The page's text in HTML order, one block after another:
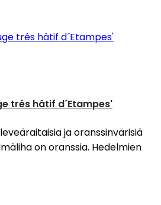
trés hâtif d´Etampes'
ja oranssinvärisiä
on oranssia. Hedelmien